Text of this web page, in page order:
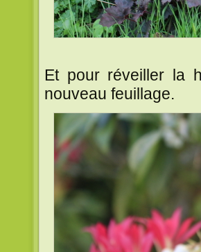
Et pour réveiller la
nouveau feuillage.